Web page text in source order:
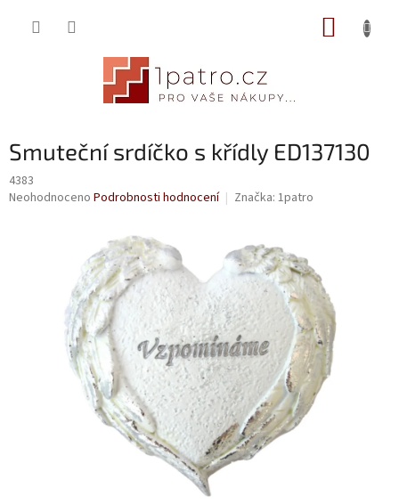
Smuteční srdíčko s křídly ED137130
4383
Průměrné
Neohodnoceno Podrobnosti hodnocení Značka: 1patro